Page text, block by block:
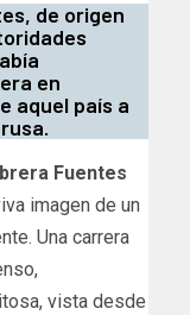
de origen
en
aquel país a
Fuentes
imagen de un
Una carrera
vista desde